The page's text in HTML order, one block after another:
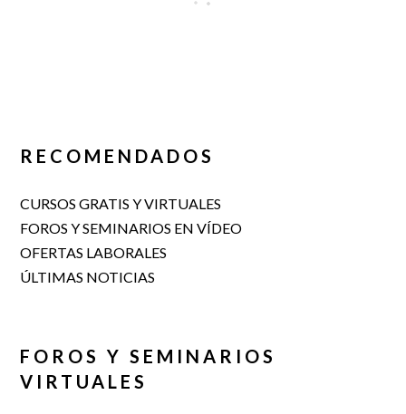
RECOMENDADOS
CURSOS GRATIS Y VIRTUALES
FOROS Y SEMINARIOS EN VÍDEO
OFERTAS LABORALES
ÚLTIMAS NOTICIAS
FOROS Y SEMINARIOS
VIRTUALES